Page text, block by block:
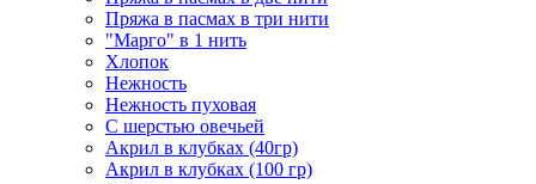
Пряжа в пасмах в три нити
"Марго" в 1 нить
Хлопок
Нежность
Нежность пуховая
С шерстью овечьей
Акрил в клубках (40гр)
Акрил в клубках (100 гр)